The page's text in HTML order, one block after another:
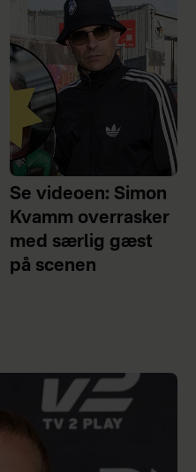
Se videoen: Simon
Kvamm overrasker
med særlig gæst
på scenen